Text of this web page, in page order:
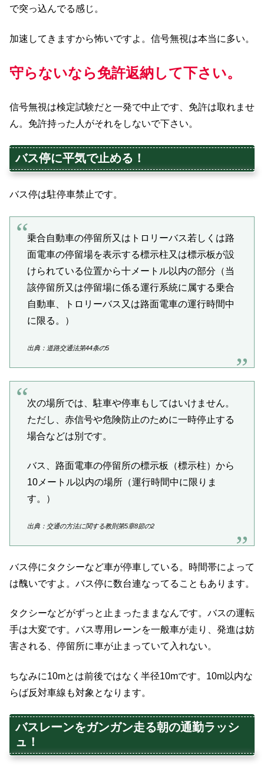
で突っ込んでる感じ。
加速してきますから怖いですよ。信号無視は本当に多い。
守らないなら免許返納して下さい。
信号無視は検定試験だと一発で中止です、免許は取れませ
ん。免許持った人がそれをしないで下さい。
バス停に平気で止める！
バス停は駐停車禁止です。
乗合自動車の停留所又はトロリーバス若しくは路
面電車の停留場を表示する標示柱又は標示板が設
けられている位置から十メートル以内の部分（当
該停留所又は停留場に係る運行系統に属する乗合
自動車、トロリーバス又は路面電車の運行時間中
に限る。）
出典：道路交通法第44条の5
次の場所では、駐車や停車もしてはいけません。
ただし、赤信号や危険防止のために一時停止する
場合などは別です。
バス、路面電車の停留所の標示板（標示柱）から
10メートル以内の場所（運行時間中に限りま
す。）
出典：交通の方法に関する教則第5章8節の2
バス停にタクシーなど車が停車している。時間帯によって
は醜いですよ。バス停に数台連なってることもあります。
タクシーなどがずっと止まったままなんです。バスの運転
手は大変です。バス専用レーンを一般車が走り、発進は妨
害される、停留所に車が止まっていて入れない。
ちなみに10mとは前後ではなく半径10mです。10m以内な
らば反対車線も対象となります。
バスレーンをガンガン走る朝の通勤ラッシ
ュ！